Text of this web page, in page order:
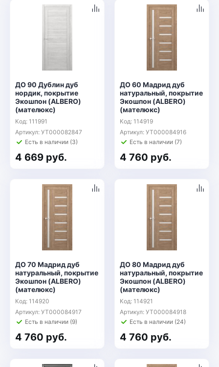
ДО 90 Дублин дуб
нордик, покрытие
Экошпон (ALBERO)
(мателюкс)
Код: 111991
Артикул: УТ000082847
Есть в наличии (3)
4 669 руб.
ДО 60 Мадрид дуб
натуральный, покрытие
Экошпон (ALBERO)
(мателюкс)
Код: 114919
Артикул: УТ000084916
Есть в наличии (7)
4 760 руб.
ДО 70 Мадрид дуб
натуральный, покрытие
Экошпон (ALBERO)
(мателюкс)
Код: 114920
Артикул: УТ000084917
Есть в наличии (9)
4 760 руб.
ДО 80 Мадрид дуб
натуральный, покрытие
Экошпон (ALBERO)
(мателюкс)
Код: 114921
Артикул: УТ000084918
Есть в наличии (24)
4 760 руб.